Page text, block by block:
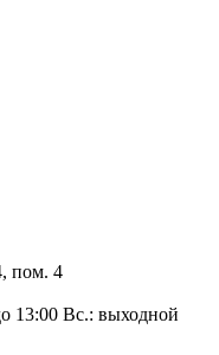
пом. 4
13:00 Вс.: выходной